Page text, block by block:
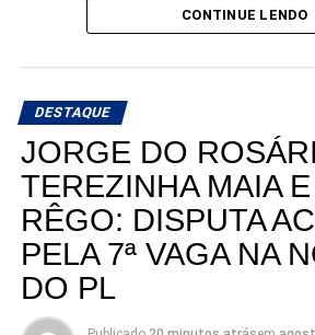
Teoricamente, Kleber Rodrigues e
Allyson Bezerra, pré-candidato ao
votação dentro da nominata.
Com cinco cadeiras consideradas
dependendo de um desempenho
briga interna do União Progressista
mais interessantes da eleição para a
Legislativa em 2026.
CONTINUE LENDO
DESTAQUE
JORGE DO
TEREZINHA MAIA
RÊGO: DISPUTA
PELA 7ª VAGA NA
DO PL